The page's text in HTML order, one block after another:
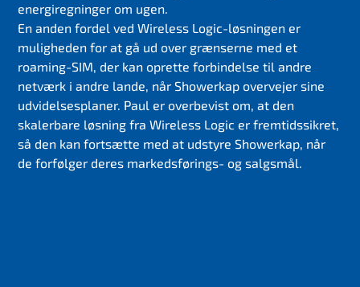
energiregninger om ugen.
En anden fordel ved Wireless Logic-løsningen er
muligheden for at gå ud over grænserne med et
roaming-SIM, der kan oprette forbindelse til andre
netværk i andre lande, når Showerkap overvejer sine
udvidelsesplaner. Paul er overbevist om, at den
skalerbare løsning fra Wireless Logic er fremtidssikret,
så den kan fortsætte med at udstyre Showerkap, når
de forfølger deres markedsførings- og salgsmål.